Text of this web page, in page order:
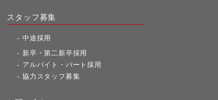
スタッフ募集
中途採用
新卒・第二新卒採用
アルバイト・パート採用
協力スタッフ募集